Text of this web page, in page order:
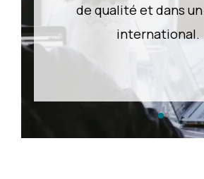
de qualité et dans
international.